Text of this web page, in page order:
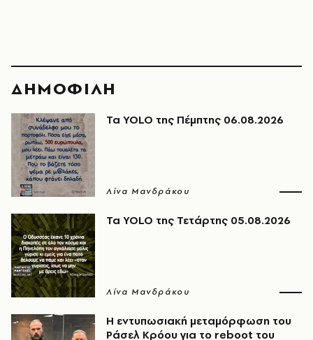
ΔΗΜΟΦΙΛΗ
Τα YOLO της Πέμπτης 06.08.2026
Λίνα Μανδράκου
Τα YOLO της Τετάρτης 05.08.2026
Λίνα Μανδράκου
Η εντυπωσιακή μεταμόρφωση του
Ράσελ Κρόου για το reboot του